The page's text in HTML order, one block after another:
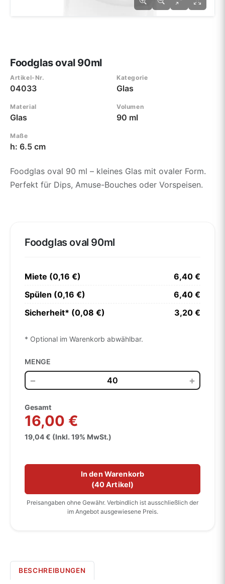
Foodglas oval 90ml
Artikel-Nr.
04033
Kategorie
Glas
Material
Glas
Volumen
90 ml
Maße
h: 6.5 cm
Foodglas oval 90 ml – kleines Glas mit ovaler Form.
Perfekt für Dips, Amuse-Bouches oder Vorspeisen.
Foodglas oval 90ml
Miete (0,16 €)
6,40 €
Spülen (0,16 €)
6,40 €
Sicherheit* (0,08 €)
3,20 €
* Optional im Warenkorb abwählbar.
MENGE
− +
Gesamt
16,00 €
19,04 € (Inkl. 19% MwSt.)
In den Warenkorb
(40 Artikel)
Preisangaben ohne Gewähr. Verbindlich ist ausschließlich der
im Angebot ausgewiesene Preis.
BESCHREIBUNGEN